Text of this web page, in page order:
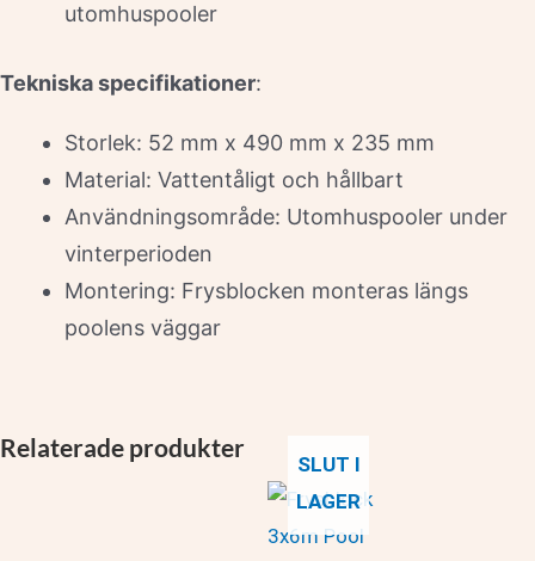
utomhuspooler
Tekniska specifikationer:
Storlek: 52 mm x 490 mm x 235 mm
Material: Vattentåligt och hållbart
Användningsområde: Utomhuspooler under
vinterperioden
Montering: Frysblocken monteras längs
poolens väggar
Relaterade produkter
SLUT I
LAGER